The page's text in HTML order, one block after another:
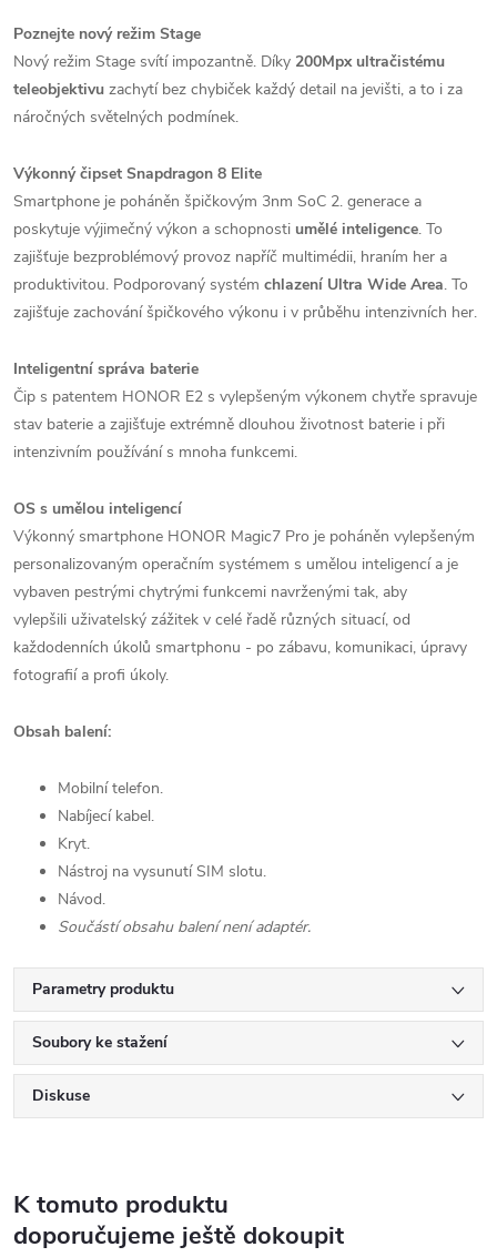
Poznejte nový režim Stage
Nový režim Stage svítí impozantně. Díky 200Mpx ultračistému
teleobjektivu zachytí bez chybiček každý detail na jevišti, a to i za
náročných světelných podmínek.
Výkonný čipset Snapdragon 8 Elite
Smartphone je poháněn špičkovým 3nm SoC 2. generace a
poskytuje výjimečný výkon a schopnosti umělé inteligence. To
zajišťuje bezproblémový provoz napříč multimédii, hraním her a
produktivitou. Podporovaný systém chlazení Ultra Wide Area. To
zajišťuje zachování špičkového výkonu i v průběhu intenzivních her.
Inteligentní správa baterie
Čip s patentem HONOR E2 s vylepšeným výkonem chytře spravuje
stav baterie a zajišťuje extrémně dlouhou životnost baterie i při
intenzivním používání s mnoha funkcemi.
OS s umělou inteligencí
Výkonný smartphone HONOR Magic7 Pro je poháněn vylepšeným
personalizovaným operačním systémem s umělou inteligencí a je
vybaven pestrými chytrými funkcemi navrženými tak, aby
vylepšili uživatelský zážitek v celé řadě různých situací, od
každodenních úkolů smartphonu - po zábavu, komunikaci, úpravy
fotografií a profi úkoly.
Obsah balení:
Mobilní telefon.
Nabíjecí kabel.
Kryt.
Nástroj na vysunutí SIM slotu.
Návod.
Součástí obsahu balení není adaptér.
Parametry produktu
Soubory ke stažení
Diskuse
K tomuto produktu
doporučujeme ještě dokoupit